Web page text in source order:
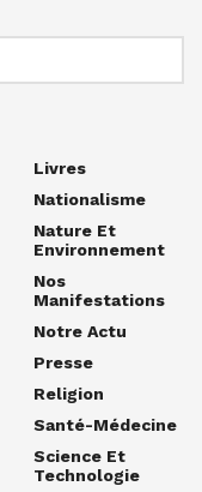
Livres
Nationalisme
Nature Et
Environnement
Nos
Manifestations
Notre Actu
Presse
Religion
Santé-Médecine
Science Et
Technologie